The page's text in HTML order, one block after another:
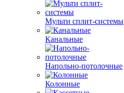
Мульти сплит-системы
Канальные
Напольно-потолочные
Колонные